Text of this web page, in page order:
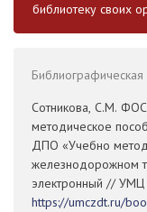
библиотеку своих
Библиографическая
Сотникова, С.М.
методическое
ДПО «Учебно
железнодорожном
электронный // УМЦ
https://umczdt.ru/